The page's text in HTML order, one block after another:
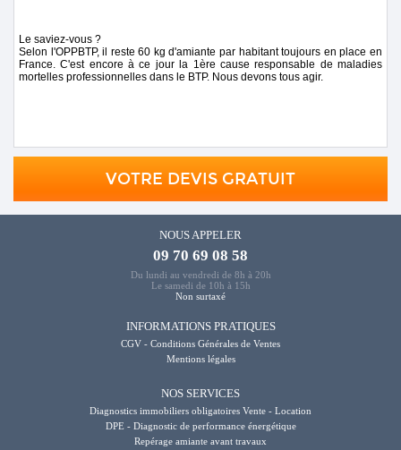
Le saviez-vous ?
Selon l'OPPBTP, il reste 60 kg d'amiante par habitant toujours en place en
France. C'est encore à ce jour la 1ère cause responsable de maladies
mortelles professionnelles dans le BTP. Nous devons tous agir.
VOTRE DEVIS GRATUIT
NOUS APPELER
09 70 69 08 58
Du lundi au vendredi de 8h à 20h
Le samedi de 10h à 15h
Non surtaxé
INFORMATIONS PRATIQUES
CGV - Conditions Générales de Ventes
Mentions légales
NOS SERVICES
Diagnostics immobiliers obligatoires Vente - Location
DPE - Diagnostic de performance énergétique
Repérage amiante avant travaux